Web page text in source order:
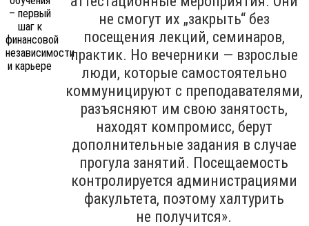
не смогут их „закрыть“ без
посещения лекций, семинаров,
практик. Но вечерники — взрослые
люди, которые самостоятельно
коммуницируют с преподавателями,
разъясняют им свою занятость,
находят компромисс, берут
дополнительные задания в случае
прогула занятий. Посещаемость
контролируется администрациями
факультета, поэтому халтурить
не получится».